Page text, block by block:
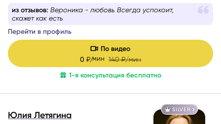
любимые сферы работы — это отношения, саморазвитие
и предназначение. Я верю, что каждый человек имеет
цель — помочь вам раскрыть свой потенциал и достичь
гармонии в жизни.
из отзывов: Вероника - любовь Всегда успокоит,
скажет как есть
Перейти в профиль
По видео
0 ₽/мин140 ₽/мин
1-я консультация бесплатно
SILVER
Юлия Летягина